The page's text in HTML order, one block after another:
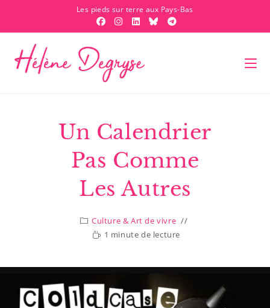
Les pieds sur terre aux Pays-Bas
Un Calendrier
Pas Comme
Les Autres
Culture & Art de vivre
1 minute de lecture